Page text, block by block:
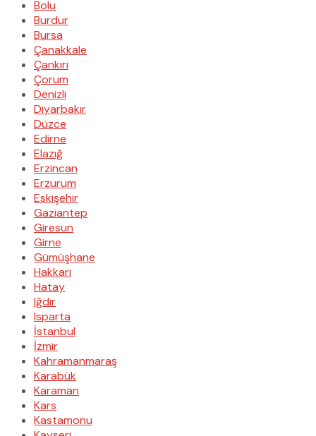
Bolu
Burdur
Bursa
Çanakkale
Çankırı
Çorum
Denizli
Diyarbakır
Düzce
Edirne
Elazığ
Erzincan
Erzurum
Eskişehir
Gaziantep
Giresun
Girne
Gümüşhane
Hakkari
Hatay
Iğdır
Isparta
İstanbul
İzmir
Kahramanmaraş
Karabük
Karaman
Kars
Kastamonu